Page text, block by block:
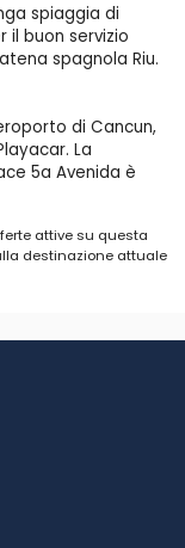
spiaggia di
il buon servizio
spagnola Riu.
di Cancun,
La
5a Avenida è
vialetti che
piscine e
e fine si trova
una con bar
in piscina e
attive su questa
destinazione attuale